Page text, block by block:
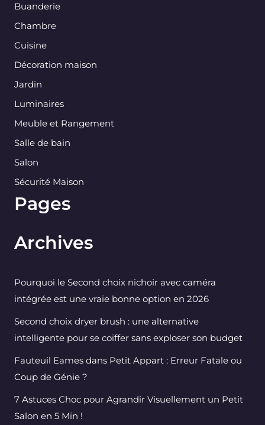
Buanderie
Chambre
Cuisine
Décoration maison
Jardin
Luminaires
Meuble et Rangement
Salle de bain
Salon
Sécurité Maison
Pages
Archives
Pourquoi le Second choix nichoir avec caméra
intégrée est une vraie bonne option en 2026
Second choix dryer brush : une alternative
intelligente pour se coiffer sans exploser son budget
Fauteuil Eames dans Petit Appart : Erreur Fatale ou
Coup de Génie ?
7 Astuces Choc pour Agrandir Visuellement un Petit
Salon en 5 Min !